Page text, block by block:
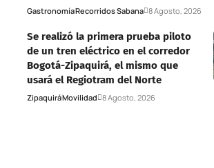
GastronomíaRecorridos Sabana 8 Agosto, 2026
Se realizó la primera prueba piloto
de un tren eléctrico en el corredor
Bogotá-Zipaquirá, el mismo que
usará el Regiotram del Norte
ZipaquiráMovilidad 8 Agosto, 2026